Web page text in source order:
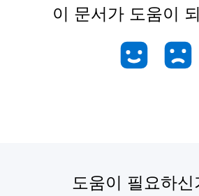
이 문서가 도움이
도움이 필요하신